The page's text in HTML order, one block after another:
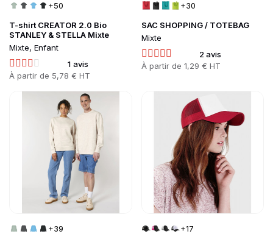
T-shirt CREATOR 2.0 Bio
STANLEY & STELLA Mixte
Mixte, Enfant
1 avis
Prix
À partir de 5,78 € HT
+50
SAC SHOPPING / TOTEBAG
Mixte
2 avis
Prix
À partir de 1,29 € HT
+30
+39
Go to product page
+17
Go to product page